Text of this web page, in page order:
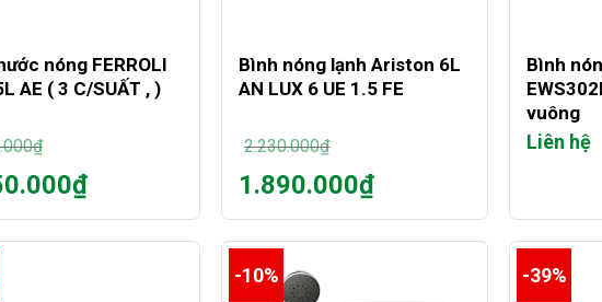
nóng FERROLI
AE ( 3 C/SUẤT , )
₫
₫
Bình nóng lạnh Ariston 6L
AN LUX 6 UE 1.5 FE
2.230.000₫
Giá
gốc
là:
1.890.000₫
tại
là:
1.890.000₫.
Bình
vuông
Liên hệ
-10% -39%